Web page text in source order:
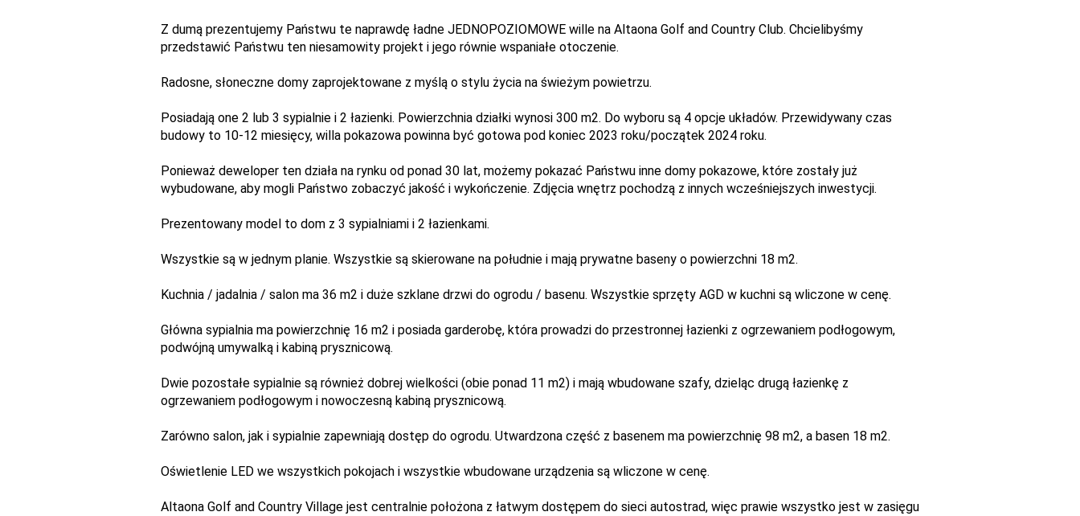
Z dumą prezentujemy Państwu te naprawdę ładne JEDNOPOZIOMOWE wille na Altaona Golf and Country Club. Chcielibyśmy
przedstawić Państwu ten niesamowity projekt i jego równie wspaniałe otoczenie.
Radosne, słoneczne domy zaprojektowane z myślą o stylu życia na świeżym powietrzu.
Posiadają one 2 lub 3 sypialnie i 2 łazienki. Powierzchnia działki wynosi 300 m2. Do wyboru są 4 opcje układów. Przewidywany czas
budowy to 10-12 miesięcy, willa pokazowa powinna być gotowa pod koniec 2023 roku/początek 2024 roku.
Ponieważ deweloper ten działa na rynku od ponad 30 lat, możemy pokazać Państwu inne domy pokazowe, które zostały już
wybudowane, aby mogli Państwo zobaczyć jakość i wykończenie. Zdjęcia wnętrz pochodzą z innych wcześniejszych inwestycji.
Prezentowany model to dom z 3 sypialniami i 2 łazienkami.
Wszystkie są w jednym planie. Wszystkie są skierowane na południe i mają prywatne baseny o powierzchni 18 m2.
Kuchnia / jadalnia / salon ma 36 m2 i duże szklane drzwi do ogrodu / basenu. Wszystkie sprzęty AGD w kuchni są wliczone w cenę.
Główna sypialnia ma powierzchnię 16 m2 i posiada garderobę, która prowadzi do przestronnej łazienki z ogrzewaniem podłogowym,
podwójną umywalką i kabiną prysznicową.
Dwie pozostałe sypialnie są również dobrej wielkości (obie ponad 11 m2) i mają wbudowane szafy, dzieląc drugą łazienkę z
ogrzewaniem podłogowym i nowoczesną kabiną prysznicową.
Zarówno salon, jak i sypialnie zapewniają dostęp do ogrodu. Utwardzona część z basenem ma powierzchnię 98 m2, a basen 18 m2.
Oświetlenie LED we wszystkich pokojach i wszystkie wbudowane urządzenia są wliczone w cenę.
Altaona Golf and Country Village jest centralnie położona z łatwym dostępem do sieci autostrad, więc prawie wszystko jest w zasięgu